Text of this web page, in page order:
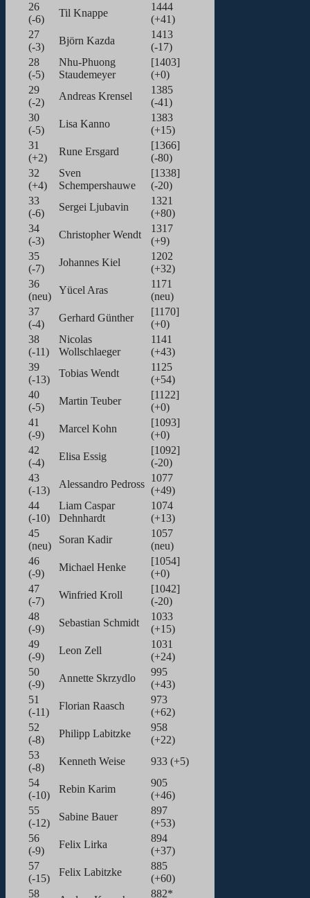
26
(-6)
Til Knappe
1444
(+41)
27
(-3)
Björn Kazda
1413
(-17)
28
(-5)
Nhu-Phuong
Staudemeyer
[1403]
(+0)
29
(-2)
Andreas Krensel
1385
(-41)
30
(-5)
Lisa Kanno
1383
(+15)
31
(+2)
Rune Ersgard
[1366]
(-80)
32
(+4)
Sven
Schempershauwe
[1338]
(-20)
33
(-6)
Sergei Ljubavin
1321
(+80)
34
(-3)
Christopher Wendt
1317
(+9)
35
(-7)
Johannes Kiel
1202
(+32)
36
(neu)
Yücel Aras
1171
(neu)
37
(-4)
Gerhard Günther
[1170]
(+0)
38
(-11)
Nicolas
Wollschlaeger
1141
(+43)
39
(-13)
Tobias Wendt
1125
(+54)
40
(-5)
Martin Teuber
[1122]
(+0)
41
(-9)
Marcel Kohn
[1093]
(+0)
42
(-4)
Elisa Essig
[1092]
(-20)
43
(-13)
Alessandro Pedross
1077
(+49)
44
(-10)
Liam Caspar
Dehnhardt
1074
(+13)
45
(neu)
Soran Kadir
1057
(neu)
46
(-9)
Michael Henke
[1054]
(+0)
47
(-7)
Winfried Kroll
[1042]
(-20)
48
(-9)
Sebastian Schmidt
1033
(+15)
49
(-9)
Leon Zell
1031
(+24)
50
(-9)
Annette Skrzydlo
995
(+43)
51
(-11)
Florian Raasch
973
(+62)
52
(-8)
Philipp Labitzke
958
(+22)
53
(-8)
Kenneth Weise
933 (+5)
54
(-10)
Rebin Karim
905
(+46)
55
(-12)
Sabine Bauer
897
(+53)
56
(-9)
Felix Lirka
894
(+37)
57
(-15)
Felix Labitzke
885
(+60)
58
882*